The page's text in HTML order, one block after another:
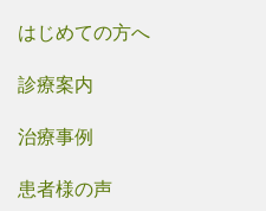
はじめての方へ
診療案内
治療事例
患者様の声